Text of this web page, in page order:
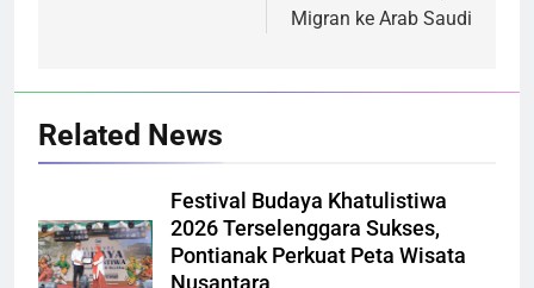
Migran ke Arab Saudi
Related News
Festival Budaya Khatulistiwa
2026 Terselenggara Sukses,
Pontianak Perkuat Peta Wisata